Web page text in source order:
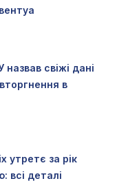
свіжі дані
в
утретє за рік
всі деталі